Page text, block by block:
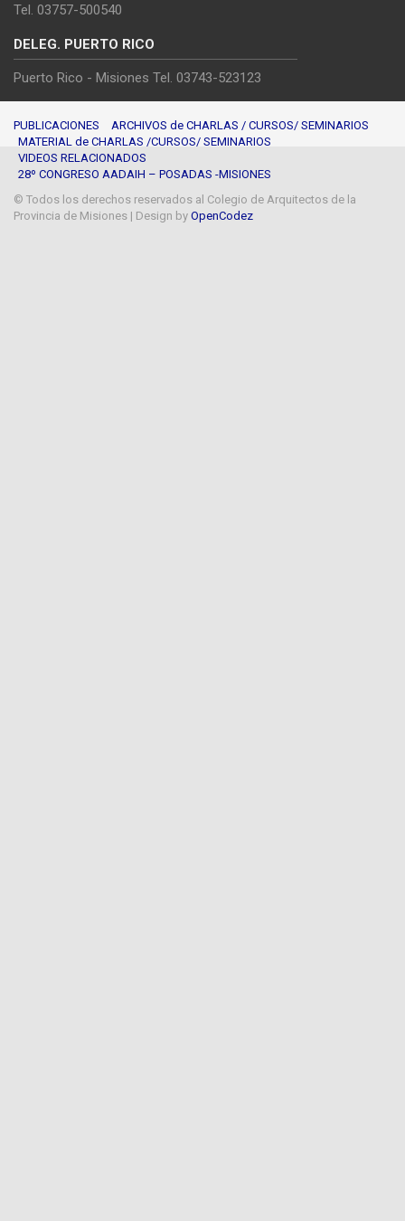
Tel. 03757-500540
DELEG. PUERTO RICO
Puerto Rico - Misiones Tel. 03743-523123
PUBLICACIONES
ARCHIVOS de CHARLAS / CURSOS/ SEMINARIOS
MATERIAL de CHARLAS /CURSOS/ SEMINARIOS
VIDEOS RELACIONADOS
28º CONGRESO AADAIH – POSADAS -MISIONES
© Todos los derechos reservados al Colegio de Arquitectos de la
Provincia de Misiones | Design by OpenCodez